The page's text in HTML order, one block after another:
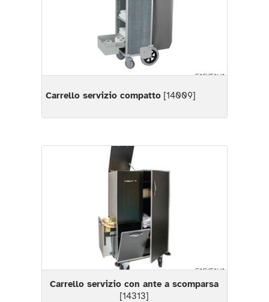
Carrello servizio compatto [14009]
Carrello servizio con ante a scomparsa
[14313]